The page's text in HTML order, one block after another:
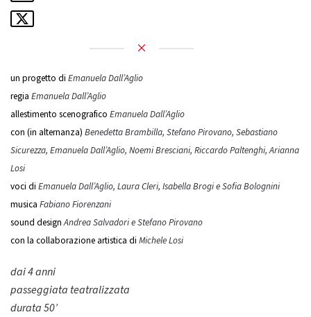
un progetto di Emanuela Dall’Aglio
regia Emanuela Dall’Aglio
allestimento scenografico Emanuela Dall’Aglio
con (in alternanza) Benedetta Brambilla, Stefano Pirovano, Sebastiano
Sicurezza, Emanuela Dall’Aglio, Noemi Bresciani, Riccardo Paltenghi, Arianna
Losi
voci di Emanuela Dall’Aglio, Laura Cleri, Isabella Brogi e Sofia Bolognini
musica Fabiano Fiorenzani
sound designAndrea Salvadori e Stefano Pirovano
con la collaborazione artistica di Michele Losi
dai 4 anni
passeggiata teatralizzata
durata 50’